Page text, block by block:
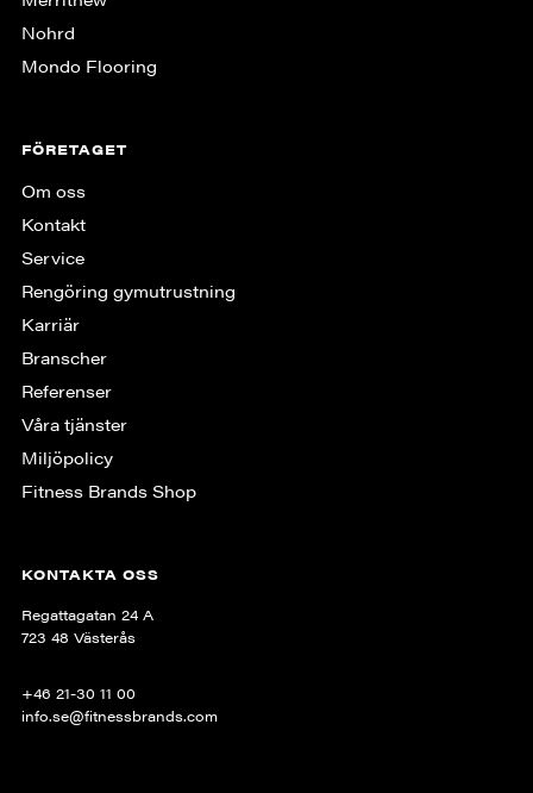
Nohrd
Mondo Flooring
FÖRETAGET
Om oss
Kontakt
Service
Rengöring gymutrustning
Karriär
Branscher
Referenser
Våra tjänster
Miljöpolicy
Fitness Brands Shop
KONTAKTA OSS
Regattagatan 24 A
723 48 Västerås
+46 21-30 11 00
info.se@fitnessbrands.com